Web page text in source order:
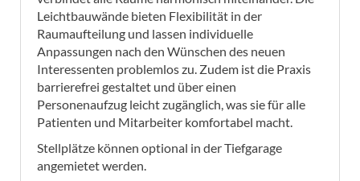
Leichtbauwände bieten Flexibilität in der
Raumaufteilung und lassen individuelle
Anpassungen nach den Wünschen des neuen
Interessenten problemlos zu. Zudem ist die Praxis
barrierefrei gestaltet und über einen
Personenaufzug leicht zugänglich, was sie für alle
Patienten und Mitarbeiter komfortabel macht.
Stellplätze können optional in der Tiefgarage
angemietet werden.